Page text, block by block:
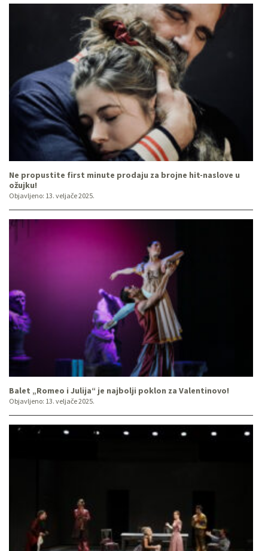
Ne propustite first minute prodaju za brojne hit-naslove u
ožujku!
Objavljeno: 13. veljače 2025.
Balet „Romeo i Julija“ je najbolji poklon za Valentinovo!
Objavljeno: 13. veljače 2025.